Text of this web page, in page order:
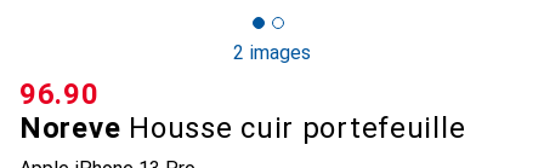
2 images
Noreve Housse cuir portefeuille
CHF
96.90